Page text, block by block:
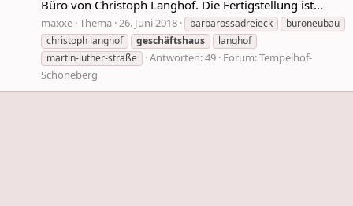
Büro von Christoph Langhof. Die Fertigstellung ist...
maxxe Thema 26. Juni 2018 barbarossadreieck
büroneubau
christoph langhof
geschäftshaus
langhof
martin-luther-straße
Antworten: 49 Forum:Tempelhof-
Schöneberg